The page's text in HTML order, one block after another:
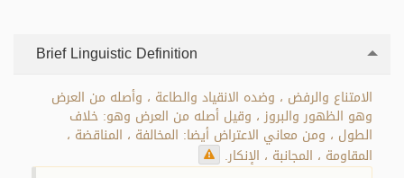
Brief Linguistic Definition
الامتناع والرفض ، وضده الانقياد والطاعة ، وأصله من العرض
وهو الظهور والبروز ، وقيل أصله من العرض وهو: خلاف
الطول ، ومن معاني الاعتراض أيضا: المخالفة ، المناقضة ،
المقاومة ، المجانبة ، الإنكار.